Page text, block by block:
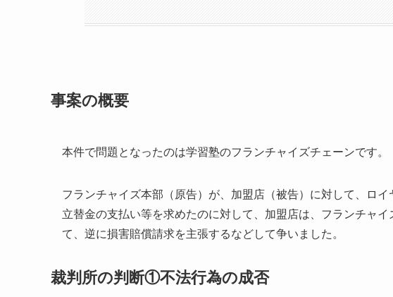
事案の概要
本件で問題となったのは学習塾のフランチャイズチェーンです。
フランチャイズ本部（原告）が、加盟店（被告）に対して、ロ
立替金の支払い等を求めたのに対して、加盟店は、フランチャ
て、逆に損害賠償請求を主張するなどして争いました。
裁判所の判断①不法行為の成否